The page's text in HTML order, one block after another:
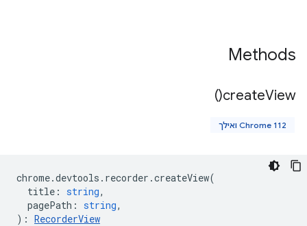
Methods
createView(
)
Chrome 112 ואילך
chrome.devtools . recorder .createView(
title : string,
pagePath : string,
) : RecorderView